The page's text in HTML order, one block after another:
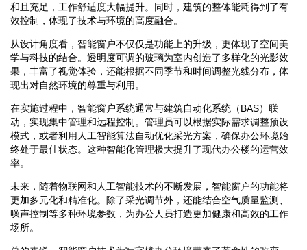
和且充足，工作舒适度大幅提升。同时，建筑的整体能耗得到了有
效控制，体现了技术与环境的高度融合。
从设计角度看，智能窗户不仅仅是功能上的升级，更体现了空间美
学与科技的结合。透明度可调的玻璃为室内创造了多样化的光影效
果，丰富了视觉体验，还能根据不同季节和时间调整光线分布，体
现出对自然环境的尊重与利用。
在实施过程中，智能窗户系统通常与建筑自动化系统（BAS）联
动，实现集中管理和远程控制。管理员可以根据实际需求调整预设
模式，或者利用人工智能算法自动优化采光方案，确保办公环境始
终处于最佳状态。这种智能化管理极大提升了现代办公楼的运营效
率。
未来，随着物联网和人工智能技术的不断发展，智能窗户的功能将
更加多元化和精准化。除了采光调节外，还能结合空气质量监测、
噪声控制等多种环境参数，为办公人员打造更加健康和高效的工作
场所。